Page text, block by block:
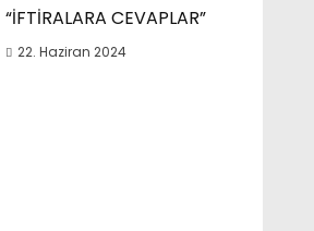
“İFTİRALARA CEVAPLAR”
22. Haziran 2024